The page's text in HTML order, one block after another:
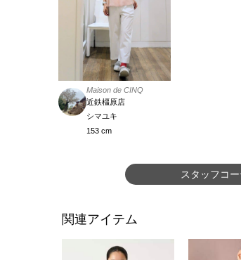
Maison de CINQ
近鉄橿原店
シマユキ
153 cm
スタッフコ
関連アイテム